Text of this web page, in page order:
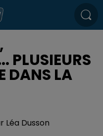
PLUSIEURS
DANS LA
Léa Dusson